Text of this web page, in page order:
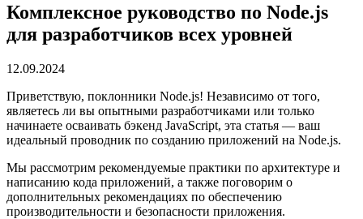
Комплексное руководство по Node.js
для разработчиков всех уровней
12.09.2024
Приветствую, поклонники Node.js! Независимо от того,
являетесь ли вы опытными разработчиками или только
начинаете осваивать бэкенд JavaScript, эта статья — ваш
идеальный проводник по созданию приложений на Node.js.
Мы рассмотрим рекомендуемые практики по архитектуре и
написанию кода приложений, а также поговорим о
дополнительных рекомендациях по обеспечению
производительности и безопасности приложения.